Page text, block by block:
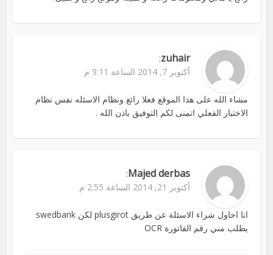
zuhair
:
أكتوبر 7, 2014 الساعة 9:11 م
مشاء الله على هذا الموقع فعلا رائع ونظام الاسئله نفس نظام
الاختبار الفعلي اتمنى لكم التوفيق باذن الله .
Majed derbas
:
أكتوبر 21, 2014 الساعة 2:55 م
انا احاول شراء الاسئلة عن طريق plusgirot لكن swedbank
يطلب مني رقم الفاتورة OCR